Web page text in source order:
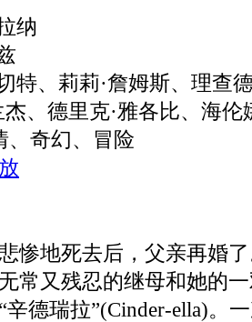
纳
特、莉莉·詹姆斯、理查
、德里克·雅各比、海伦
、奇幻、冒险
地死去后，父亲再婚了
常又残忍的继母和她的
德瑞拉”(Cinder-ella)。